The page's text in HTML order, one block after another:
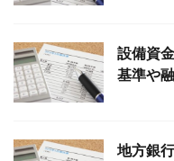
設備資
基準や
地方銀